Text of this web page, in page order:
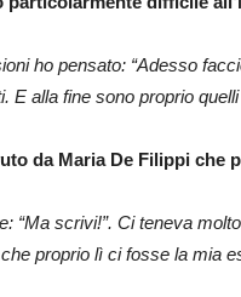
ho pensato: “Adesso
E alla fine sono proprio
da Maria De Filippi che
“Ma scrivi!”. Ci teneva
proprio lì ci fosse la mia